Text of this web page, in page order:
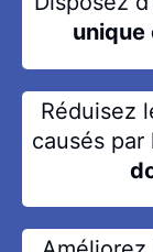
unique
Réduisez
causés par